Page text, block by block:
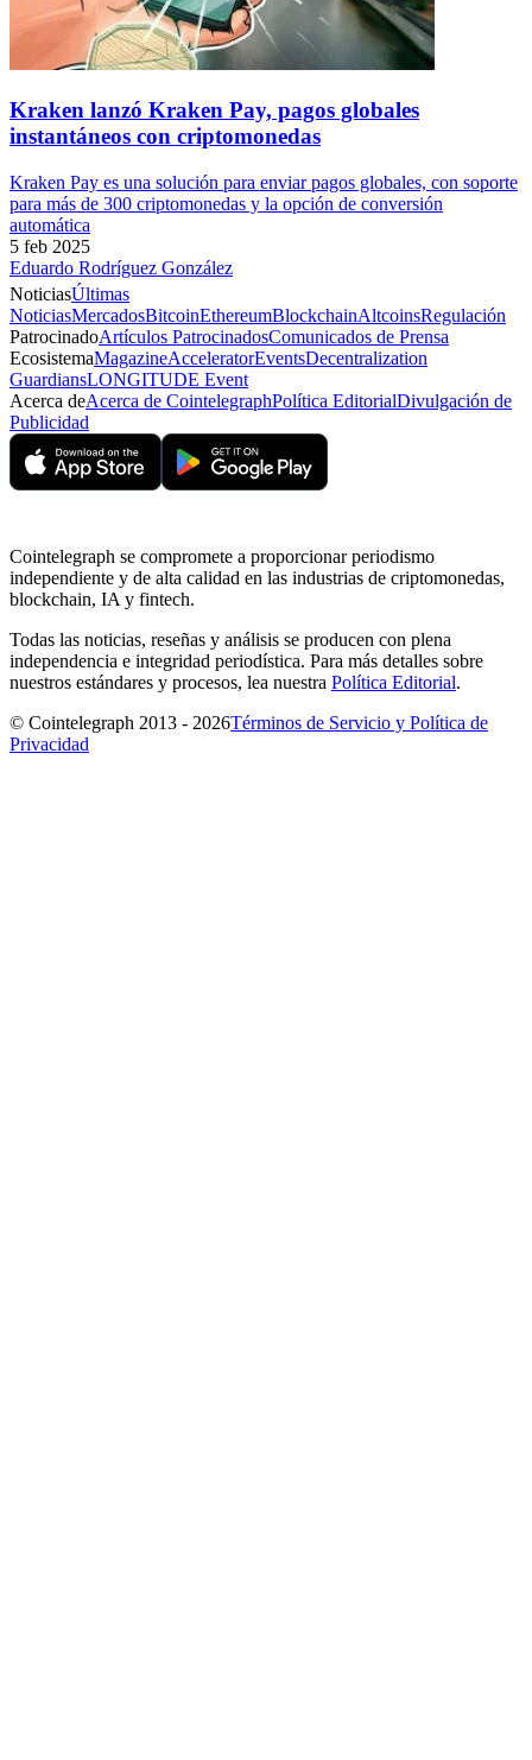
Kraken lanzó Kraken Pay, pagos globales
instantáneos con criptomonedas
Kraken Pay es una solución para enviar pagos globales, con soporte
para más de 300 criptomonedas y la opción de conversión
automática
5 feb 2025
Eduardo Rodríguez González
NoticiasÚltimas
NoticiasMercadosBitcoinEthereumBlockchainAltcoinsRegulación
PatrocinadoArtículos PatrocinadosComunicados de Prensa
EcosistemaMagazineAcceleratorEventsDecentralization
GuardiansLONGITUDE Event
Acerca deAcerca de CointelegraphPolítica EditorialDivulgación de
Publicidad
Cointelegraph se compromete a proporcionar periodismo
independiente y de alta calidad en las industrias de criptomonedas,
blockchain, IA y fintech.
Todas las noticias, reseñas y análisis se producen con plena
independencia e integridad periodística. Para más detalles sobre
nuestros estándares y procesos, lea nuestra Política Editorial.
© Cointelegraph 2013 - 2026Términos de Servicio y Política de
Privacidad